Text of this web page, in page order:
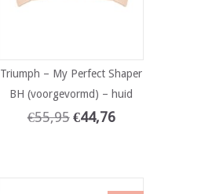
Triumph – My Perfect Shaper
BH (voorgevormd) – huid
€55,95 €44,76